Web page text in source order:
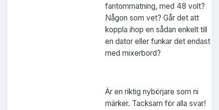
fantommatning, med 48 volt?
Någon som vet? Går det att
koppla ihop en sådan enkelt till
en dator eller funkar det endast
med mixerbord?
Är en riktig nybörjare som ni
märker. Tacksam för alla svar!